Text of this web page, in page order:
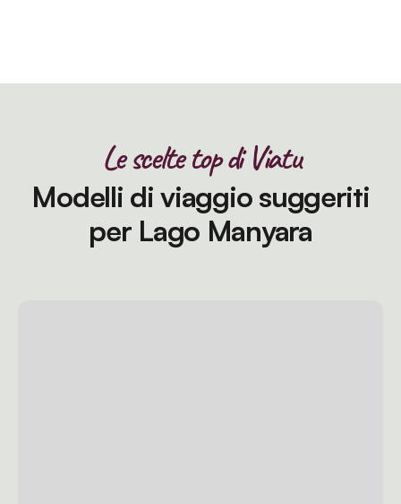
Le scelte top di Viatu
Modelli di viaggio suggeriti
per Lago Manyara